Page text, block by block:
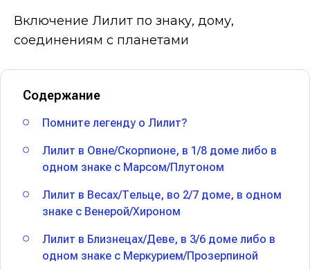
Включение Лилит по знаку, дому,
соединениям с планетами
Содержание
Помните легенду о Лилит?
Лилит в Овне/Скорпионе, в 1/8 доме либо в
одном знаке с Марсом/Плутоном
Лилит в Весах/Тельце, во 2/7 доме, в одном
знаке с Венерой/Хироном
Лилит в Близнецах/Деве, в 3/6 доме либо в
одном знаке с Меркурием/Прозерпиной